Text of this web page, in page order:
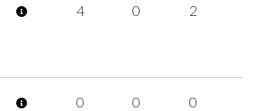
4 0 2
0 0 0